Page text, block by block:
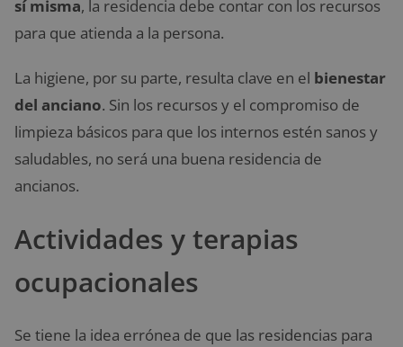
sí misma, la residencia debe contar con los recursos
para que atienda a la persona.
La higiene, por su parte, resulta clave en el bienestar
del anciano. Sin los recursos y el compromiso de
limpieza básicos para que los internos estén sanos y
saludables, no será una buena residencia de
ancianos.
Actividades y terapias
ocupacionales
Se tiene la idea errónea de que las residencias para